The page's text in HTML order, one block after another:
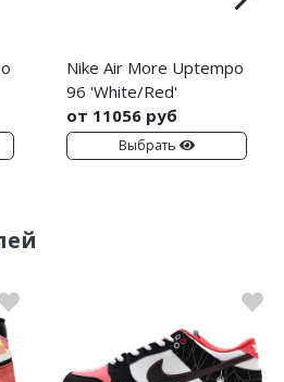
Nike Air More Uptempo
96 'White/Red'
от 11056 руб
Выбрать